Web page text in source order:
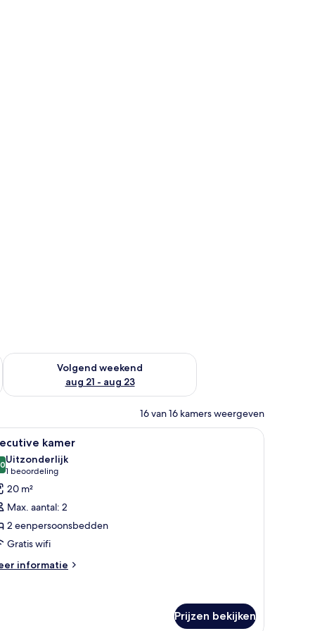
weekend aug 14 - aug 16
Volgend weekend
aug 21 - aug 23
De beschikbaarheid controleren voor volgend weekend aug
16 van 16 kamers weergeven
stoel en een kleine tafel met fruit.Een hotelkamer met twee bedden, een
6 kamer
van 10
Uitzonderlijk
1 beoordeling
(1
beoordeling)
20 m²
Max. aantal: 2
2 eenpersoonsbedden
Gratis wifi
informatie
Prijzen bekijken